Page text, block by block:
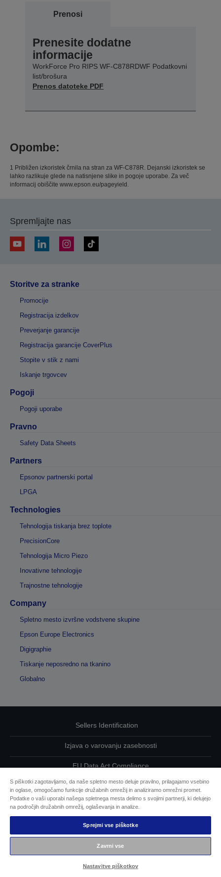
Prenosi
Prenesite dodatne
informacije
WorkForce Pro RIPS WF-C878RDWF Podatkovni
list/brošura
Prenos datoteke PDF
Opombe:
1 Približen izkoristek črnila na stran za WF-C878R. Dejanski izkoristek se
lahko razlikuje glede na natisnjene slike in pogoje uporabe. Za več
informacij obiščite www.epson.eu/pageyield.
Spremljajte nas
Storitve za stranke
Promocije
Registracija izdelkov
Preverjanje garancije
Registracija garancije CoverPlus
Stopite v stik z nami
Iskanje trgovcev
Pogoji
Pogoji uporabe
Pravno
Safety Data Sheets
Partners
Epsonov partnerski portal
LPGA
Technologies
Tehnologija tiskanja brez toplote
PrecisionCore
Tehnologija Micro Piezo
Inovativne tehnologije
Trajnostne tehnologije
Company
Spletno mesto izvršne vodstvene skupine
Epson Europe Electronics
Digigraphie
Tiskanje neposredno na tkanino
Globalno
Sellers Identification
Izjava o varovanju zasebnosti
EU Data Act Compliance
Kontaktirajte nas glede svojih podatkov
Informacije o piškotkih
Epsonova zavezanost dostopnosti
Avtorske pravice © 2026 Seiko Epson
S piškotki zagotavljamo, da naše spletno mesto deluje pravilno, prilagajamo vsebino
in oglase, omogočamo funkcije družabnih omrežij in analiziramo omrežni promet.
Podatke o vaši uporabi našega spletnega mesta delimo s svojimi partnerji, ki delujejo
na področjih družabnih omrežij, oglaševanja in analize.
Sprejmi vse piškotke
Zavrni vse
Nastavitve piškotkov